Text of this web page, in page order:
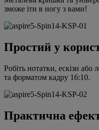
зможе іти в ногу з вами!
Простий у
Робіть нотатки, ескізи
та форматом кадру 16:10.
Практична